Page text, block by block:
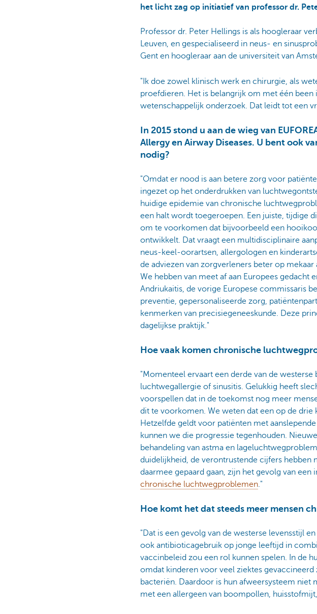
het licht zag op initiatief van professor dr.
Professor dr. Peter Hellings is als hoogleraar
Leuven, en gespecialiseerd in neus- en
Gent en hoogleraar aan de universiteit van
"Ik doe zowel klinisch werk en chirurgie, als
proefdieren. Het is belangrijk om met één
wetenschappelijk onderzoek. Dat leidt tot een
In 2015 stond u aan de wieg van
Allergy en Airway Diseases. U bent ook
nodig?
"Omdat er nood is aan betere zorg voor
ingezet op het onderdrukken van
huidige epidemie van chronische
een halt wordt toegeroepen. Een juiste, tijdige
om te voorkomen dat bijvoorbeeld een
ontwikkelt. Dat vraagt een multidisciplinaire
neus-keel-oorartsen, allergologen en
de adviezen van zorgverleners beter op
We hebben van meet af aan Europees gedacht
Andriukaitis, de vorige Europese commissaris
preventie, gepersonaliseerde zorg,
kenmerken van precisiegeneeskunde. Deze
dagelijkse praktijk."
Hoe vaak komen chronische
"Momenteel ervaart een derde van de
luchtwegallergie of sinusitis. Gelukkig heeft
voorspellen dat in de toekomst nog meer
dit te voorkomen. We weten dat een op de
Hetzelfde geldt voor patiënten met
kunnen we die progressie tegenhouden.
behandeling van astma en
duidelijkheid, de verontrustende cijfers
daarmee gepaard gaan, zijn het gevolg van een
chronische luchtwegproblemen."
Hoe komt het dat steeds meer mensen
"Dat is een gevolg van de westerse levensstijl
ook antibioticagebruik op jonge leeftijd in
vaccinbeleid zou een rol kunnen spelen. In de
omdat kinderen voor veel ziektes
bacteriën. Daardoor is hun afweersysteem
met een allergeen van boompollen,